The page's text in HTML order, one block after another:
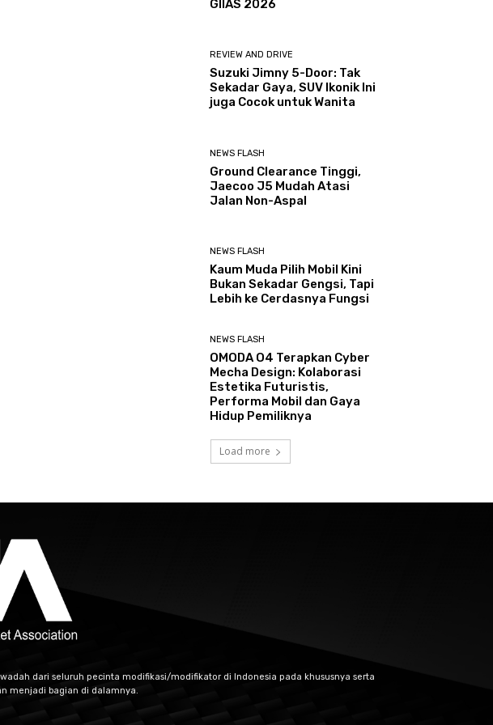
GIIAS 2026
REVIEW AND DRIVE
Suzuki Jimny 5-Door: Tak
Sekadar Gaya, SUV Ikonik Ini
juga Cocok untuk Wanita
NEWS FLASH
Ground Clearance Tinggi,
Jaecoo J5 Mudah Atasi
Jalan Non-Aspal
NEWS FLASH
Kaum Muda Pilih Mobil Kini
Bukan Sekadar Gengsi, Tapi
Lebih ke Cerdasnya Fungsi
NEWS FLASH
OMODA O4 Terapkan Cyber
Mecha Design: Kolaborasi
Estetika Futuristis,
Performa Mobil dan Gaya
Hidup Pemiliknya
Load more
dari seluruh pecinta modifikasi/modifikator di Indonesia pada khususnya serta
menjadi bagian di dalamnya.